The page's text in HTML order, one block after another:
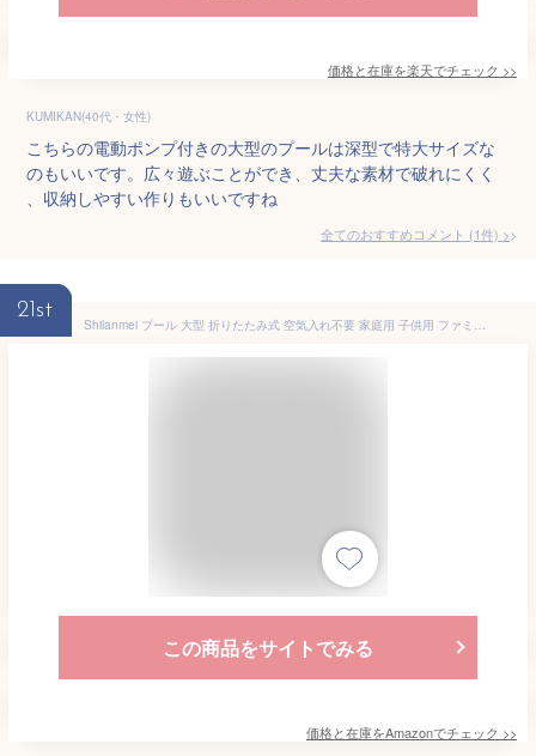
価格と在庫を楽天でチェック >>
KUMIKAN(40代・女性)
こちらの電動ポンプ付きの大型のプールは深型で特大サイズな
のもいいです。広々遊ぶことができ、丈夫な素材で破れにくく
、収納しやすい作りもいいですね
全てのおすすめコメント (1件) >
21st
Shilanmei プール 大型 折りたたみ式 空気入れ不要 家庭用 子供用 ファミリープール バスタブ 簡易プール 頑丈設計 PVC複合素材 ボールプール 水抜栓付 大きい 自宅用 折り畳み 深い 膨らませない プール 頑丈設計 持ち運び便利 親子遊び 犬猫お風呂 夏の日 芝生遊び 池 庭 屋内用 お庭用 ビーチ用 屋外用水あそび 家庭 アウトドア適用 (1.6M, E)
この商品をサイトでみる
価格と在庫をAmazonでチェック >>